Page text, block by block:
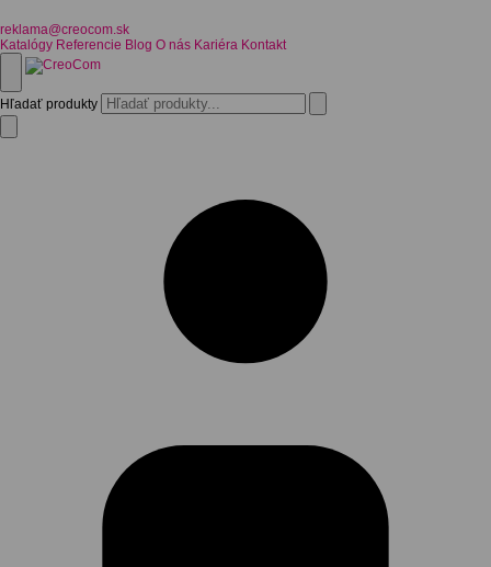
reklama@creocom.sk
Katalógy Referencie Blog O nás Kariéra Kontakt
Hľadať produkty